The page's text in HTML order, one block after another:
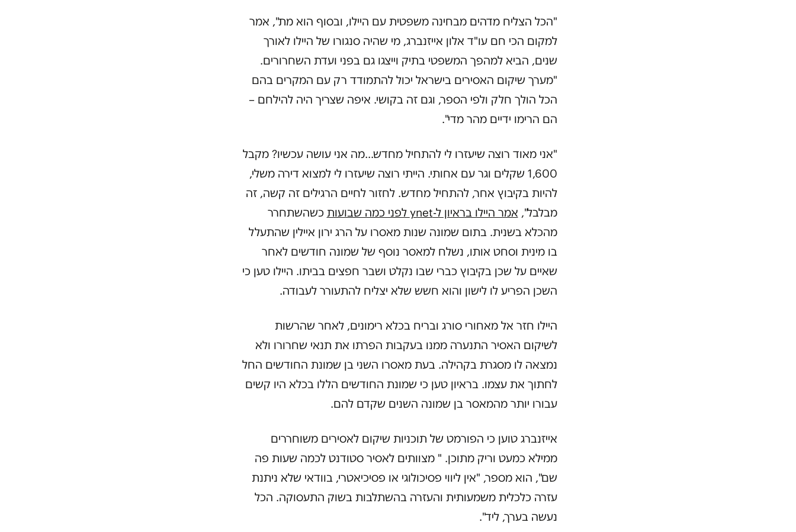
"הכל הצליח מדהים מבחינה משפטית עם היילו, ובסוף הוא מת", אמר
למקום הכי חם עו"ד אלון אייזנברג, מי שהיה סנגורו של היילו לאורך
שנים, הביא למהפך המשפטי בתיק וייצגו גם בפני ועדת השחרורים.
"מערך שיקום האסירים בישראל יכול להתמודד רק עם המקרים בהם
הכל הולך חלק ולפי הספר, וגם זה בקושי. איפה שצריך היה להילחם –
הם הרימו ידיים מהר מדי".
"אני מאוד רוצה שיעזרו לי להתחיל מחדש…מה אני עושה עכשיו? מקבל
1,600 שקלים וגר עם אחותי. הייתי רוצה שיעזרו לי למצוא דירה משלי,
להיות בקיבוץ אחר, להתחיל מחדש. לחזור לחיים הרגילים זה קשה, זה
מבלבל", אמר היילו בראיון ל-ynet לפני כמה שבועות
כשהשתחרר
מהכלא בשנית. בתום שמונה שנות מאסרו על הרג ירון איילין שהתעלל
בו מינית וסחט אותו, נשלח למאסר נוסף של שמונה חודשים לאחר
שאיים על שכן בקיבוץ כברי שבו נקלט ושבר חפצים בביתו. היילו טען כי
השכן הפריע לו לישון והוא חשש שלא יצליח להתעורר לעבודה.
היילו חזר אל מאחורי סורג ובריח בכלא רימונים, לאחר שהרשות
לשיקום האסיר התנערה ממנו בעקבות הפרתו את תנאי שחרורו ולא
נמצאה לו מסגרת בקהילה. בעת מאסרו השני בן שמונת החודשים החל
לחתוך את עצמו. בראיון טען כי שמונת החודשים הללו בכלא היו קשים
עבורו יותר מהמאסר בן שמונה השנים שקדם להם.
אייזנברג טוען כי הפורמט של תוכניות שיקום לאסירים משוחררים
ממילא כמעט וריק מתוכן. " מצוותים לאסיר סטודנט לכמה שעות פה
שם", הוא מספר, "אין ליווי פסיכולוגי או פסיכיאטרי, בוודאי שלא ניתנת
עזרה כלכלית משמעותית והעזרה בהשתלבות בשוק התעסוקה. הכל
נעשה בערך, ליד".